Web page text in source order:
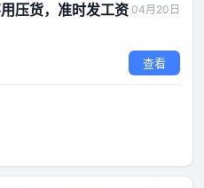
压货，准时发工资 04月20日
查看